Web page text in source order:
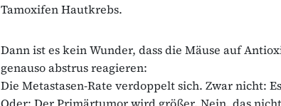
Tamoxifen Hautkrebs.
Dann ist es kein Wunder, dass die Mäuse auf
genauso abstrus reagieren:
Die Metastasen-Rate verdoppelt sich. Zwar nicht: